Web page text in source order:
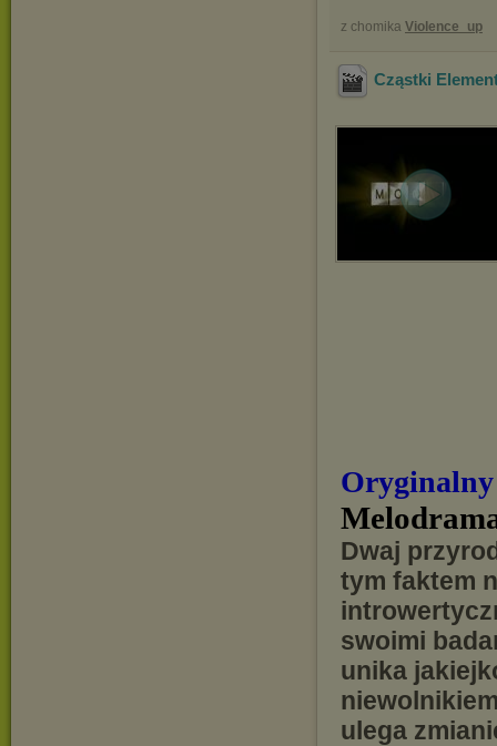
z chomika Violence_up
Cząstki
Dwaj
tym faktem
swoimi
unika
ulega